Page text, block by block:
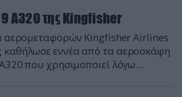
Α320 της Kingfisher
αερομεταφορών Kingfisher Airlines
καθήλωσε εννέα από τα αεροσκάφη
Α320 που χρησιμοποιεί λόγω